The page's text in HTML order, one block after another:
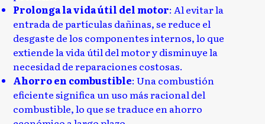
Prolonga la vida útil del motor: Al evitar la
entrada de partículas dañinas, se reduce el
desgaste de los componentes internos, lo que
extiende la vida útil del motor y disminuye la
necesidad de reparaciones costosas.
Ahorro en combustible: Una combustión
eficiente significa un uso más racional del
combustible, lo que se traduce en ahorro